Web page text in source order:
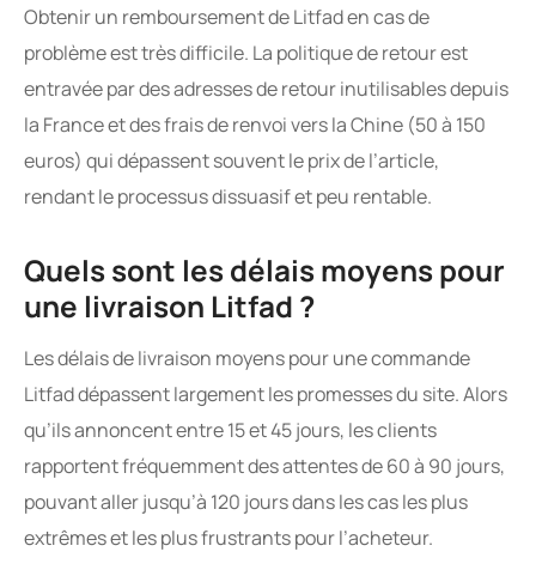
Obtenir un remboursement de Litfad en cas de
problème est très difficile. La politique de retour est
entravée par des adresses de retour inutilisables depuis
la France et des frais de renvoi vers la Chine (50 à 150
euros) qui dépassent souvent le prix de l’article,
rendant le processus dissuasif et peu rentable.
Quels sont les délais moyens pour
une livraison Litfad ?
Les délais de livraison moyens pour une commande
Litfad dépassent largement les promesses du site. Alors
qu’ils annoncent entre 15 et 45 jours, les clients
rapportent fréquemment des attentes de 60 à 90 jours,
pouvant aller jusqu’à 120 jours dans les cas les plus
extrêmes et les plus frustrants pour l’acheteur.